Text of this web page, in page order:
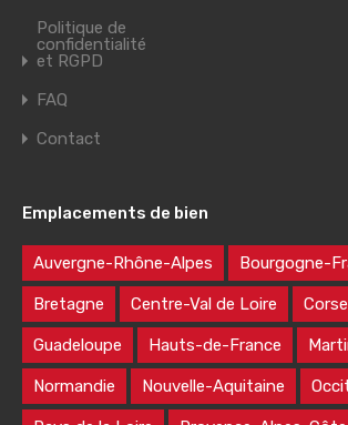
Politique de
confidentialité
et RGPD
FAQ
Contact
Emplacements de bien
Auvergne-Rhône-Alpes Bourgogne-
Bretagne Centre-Val de Loire Corse
Guadeloupe Hauts-de-France
Normandie Nouvelle-Aquitaine